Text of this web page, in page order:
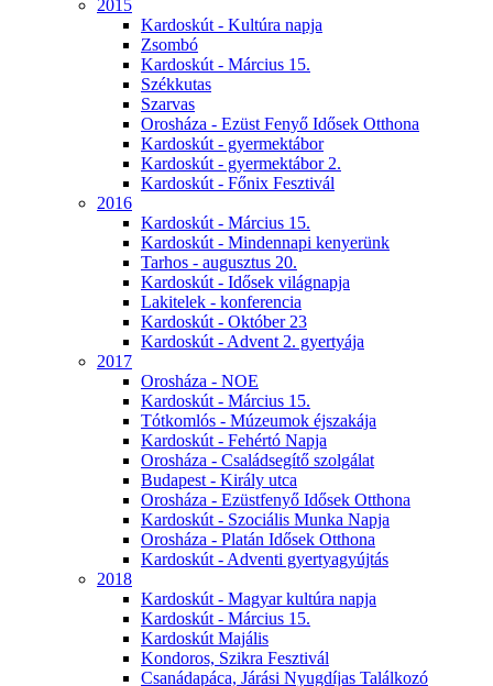
2015
Kardoskút - Kultúra napja
Zsombó
Kardoskút - Március 15.
Székkutas
Szarvas
Orosháza - Ezüst Fenyő Idősek Otthona
Kardoskút - gyermektábor
Kardoskút - gyermektábor 2.
Kardoskút - Főnix Fesztivál
2016
Kardoskút - Március 15.
Kardoskút - Mindennapi kenyerünk
Tarhos - augusztus 20.
Kardoskút - Idősek világnapja
Lakitelek - konferencia
Kardoskút - Október 23
Kardoskút - Advent 2. gyertyája
2017
Orosháza - NOE
Kardoskút - Március 15.
Tótkomlós - Múzeumok éjszakája
Kardoskút - Fehértó Napja
Orosháza - Családsegítő szolgálat
Budapest - Király utca
Orosháza - Ezüstfenyő Idősek Otthona
Kardoskút - Szociális Munka Napja
Orosháza - Platán Idősek Otthona
Kardoskút - Adventi gyertyagyújtás
2018
Kardoskút - Magyar kultúra napja
Kardoskút - Március 15.
Kardoskút Majális
Kondoros, Szikra Fesztivál
Csanádapáca, Járási Nyugdíjas Találkozó